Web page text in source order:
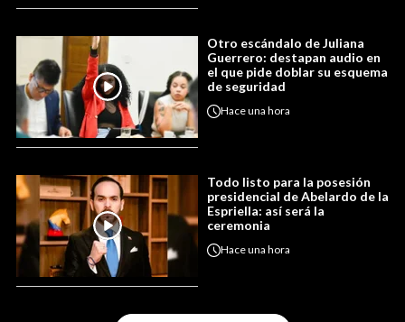
Otro escándalo de Juliana
Guerrero: destapan audio en
el que pide doblar su esquema
de seguridad
Haceuna hora
Todo listo para la posesión
presidencial de Abelardo de la
Espriella: así será la
ceremonia
Haceuna hora